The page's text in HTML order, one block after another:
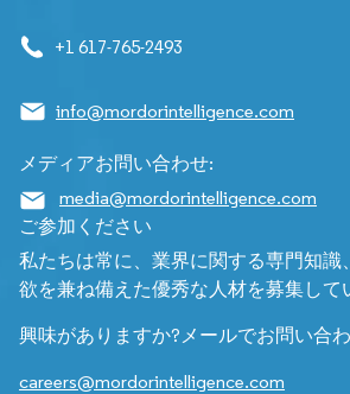
+1 617-765-2493
info@mordorintelligence.com
メディアお問い合わせ:
media@mordorintelligence.com
ご参加ください
私たちは常に、業界に関する専門知識
欲を兼ね備えた優秀な人材を募集して
興味がありますか?メールでお問い合わ
careers@mordorintelligence.com